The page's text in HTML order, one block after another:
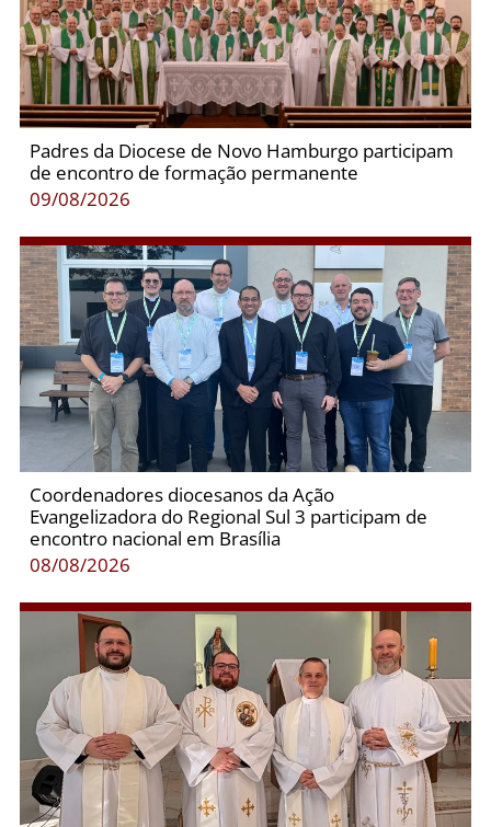
Padres da Diocese de Novo Hamburgo participam
de encontro de formação permanente
09/08/2026
Coordenadores diocesanos da Ação
Evangelizadora do Regional Sul 3 participam de
encontro nacional em Brasília
08/08/2026